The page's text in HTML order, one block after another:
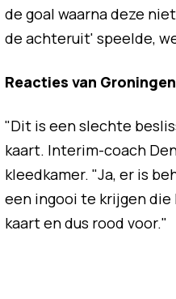
de goal waarna deze
de achteruit' speelde,
Reacties van
"Dit is een slechte
kaart. Interim-coach
kleedkamer. "Ja, er is
een ingooi te krijgen die
kaart en dus rood voor."